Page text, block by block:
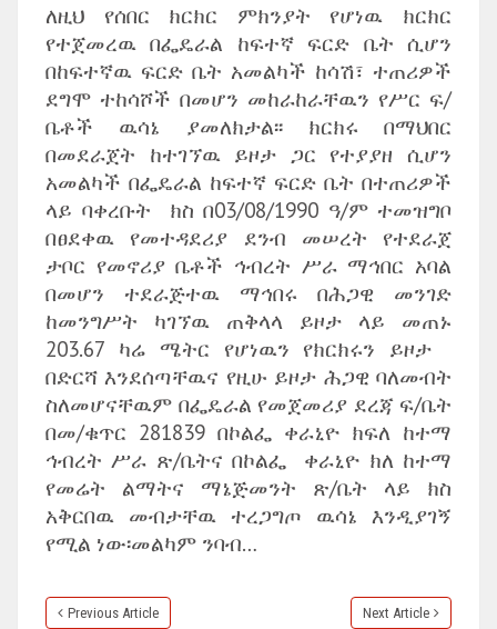
ለዚህ የሰበር ክርክር ምክንያት የሆነዉ ክርክር
የተጀመረዉ በፌዴራል ከፍተኛ ፍርድ ቤት ሲሆን
በከፍተኛዉ ፍርድ ቤት አመልካች ከሳሽ፣ ተጠሪዎች
ደግሞ ተከሳሾች በመሆን መከራከራቸዉን የሥር ፍ/
ቤቶች ዉሳኔ ያመለክታል፡፡ ክርክሩ በማህበር
በመደራጀት ከተገኘዉ ይዞታ ጋር የተያያዘ ሲሆን
አመልካች በፌዴራል ከፍተኛ ፍርድ ቤት በተጠሪዎች
ላይ ባቀረቡት ክስ በ03/08/1990 ዓ/ም ተመዝግቦ
በፀደቀዉ የመተዳደሪያ ደንብ መሠረት የተደራጀ
ታቦር የመኖሪያ ቤቶች ኅብረት ሥራ ማኅበር አባል
በመሆን ተደራጅተዉ ማኅበሩ በሕጋዊ መንገድ
ከመንግሥት ካገኘዉ ጠቅላላ ይዞታ ላይ መጠኑ
203.67 ካሬ ሜትር የሆነዉን የክርክሩን ይዞታ
በድርሻ እንደሰጣቸዉና የዚሁ ይዞታ ሕጋዊ ባለመብት
ስለመሆናቸዉም በፌዴራል የመጀመሪያ ደረጃ ፍ/ቤት
በመ/ቁጥር 281839 በኮልፌ ቀራኒዮ ክፍለ ከተማ
ኅብረት ሥራ ጽ/ቤትና በኮልፌ ቀራኒዮ ክለ ከተማ
የመሬት ልማትና ማኔጅመንት ጽ/ቤት ላይ ክስ
አቅርበዉ መብታቸዉ ተረጋግጦ ዉሳኔ እንዲያገኝ
የሚል ነው፡መልካም ንባብ…
Previous Article Next Article